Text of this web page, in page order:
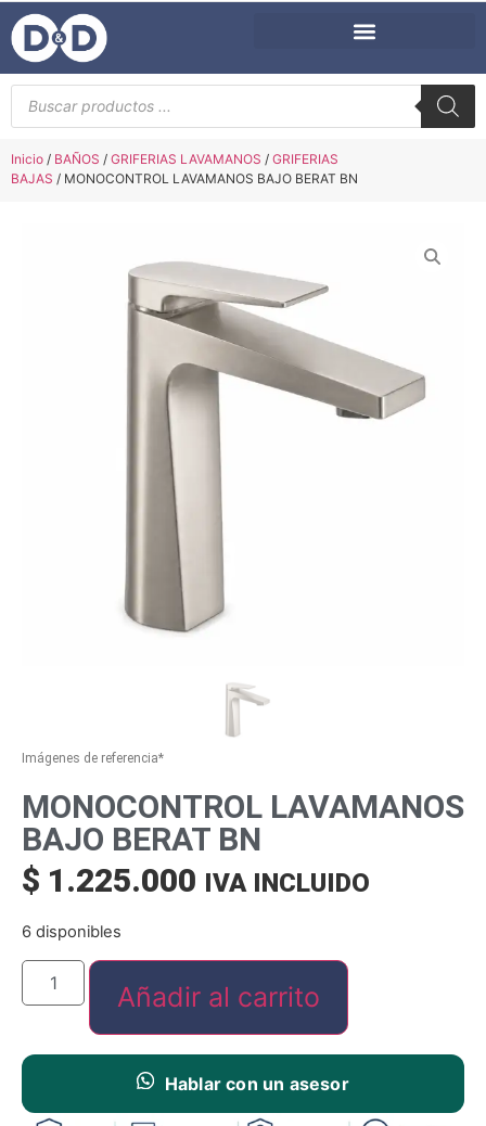
Inicio / BAÑOS / GRIFERIAS LAVAMANOS / GRIFERIAS
BAJAS / MONOCONTROL LAVAMANOS BAJO BERAT BN
Imágenes de referencia*
MONOCONTROL LAVAMANOS
BAJO BERAT BN
$ 1.225.000 IVA INCLUIDO
6 disponibles
Añadir al carrito
Hablar con un asesor